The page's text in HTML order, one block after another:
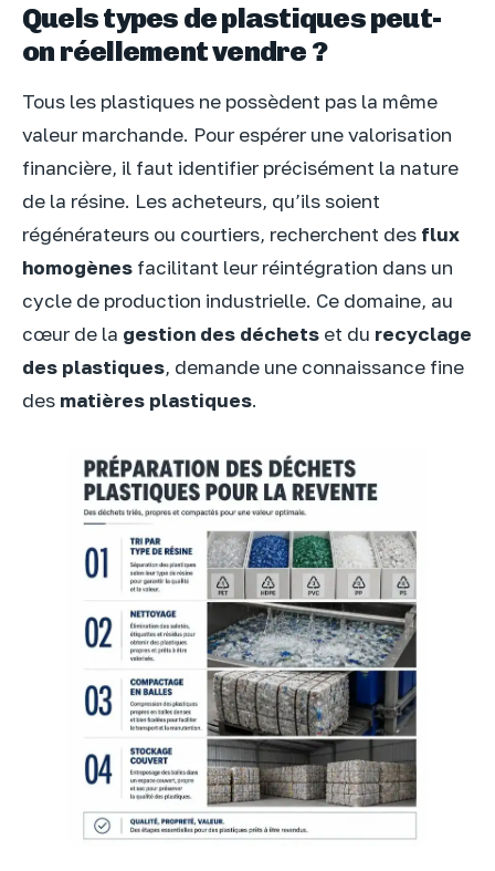
Quels types de plastiques peut-
on réellement vendre ?
Tous les plastiques ne possèdent pas la même
valeur marchande. Pour espérer une valorisation
financière, il faut identifier précisément la nature
de la résine. Les acheteurs, qu’ils soient
régénérateurs ou courtiers, recherchent des flux
homogènes facilitant leur réintégration dans un
cycle de production industrielle. Ce domaine, au
cœur de la gestion des déchets et du recyclage
des plastiques, demande une connaissance fine
des matières plastiques.